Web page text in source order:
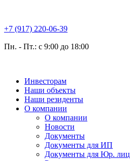
+7 (917) 220-06-39
Пн. - Пт.: с 9:00 до 18:00
Инвесторам
Наши объекты
Наши резиденты
О компании
О компании
Новости
Документы
Документы для ИП
Документы для Юр. лиц